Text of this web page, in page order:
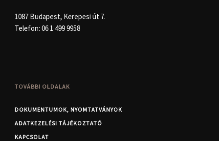
1087 Budapest, Kerepesi út 7.
Telefon: 06 1 499 9958
TOVÁBBI OLDALAK
DOKUMENTUMOK, NYOMTATVÁNYOK
ADATKEZELÉSI TÁJÉKOZTATÓ
KAPCSOLAT